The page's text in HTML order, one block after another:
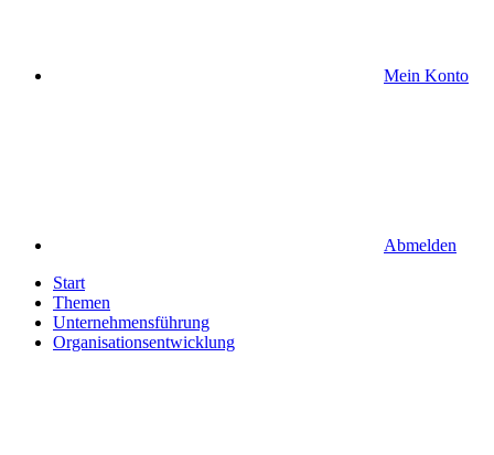
Mein Konto
Abmelden
Start
Themen
Unternehmensführung
Organisationsentwicklung